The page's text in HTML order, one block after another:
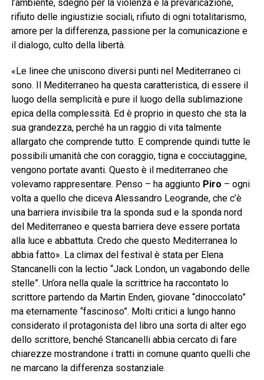
l’ambiente, sdegno per la violenza e la prevaricazione,
rifiuto delle ingiustizie sociali, rifiuto di ogni totalitarismo,
amore per la differenza, passione per la comunicazione e
il dialogo, culto della libertà.
«Le linee che uniscono diversi punti nel Mediterraneo ci
sono. Il Mediterraneo ha questa caratteristica, di essere il
luogo della semplicità e pure il luogo della sublimazione
epica della complessità. Ed è proprio in questo che sta la
sua grandezza, perché ha un raggio di vita talmente
allargato che comprende tutto. E comprende quindi tutte le
possibili umanità che con coraggio, tigna e cocciutaggine,
vengono portate avanti. Questo è il mediterraneo che
volevamo rappresentare. Penso – ha aggiunto Piro – ogni
volta a quello che diceva Alessandro Leogrande, che c’è
una barriera invisibile tra la sponda sud e la sponda nord
del Mediterraneo e questa barriera deve essere portata
alla luce e abbattuta. Credo che questo Mediterranea lo
abbia fatto». La climax del festival è stata per Elena
Stancanelli con la lectio “Jack London, un vagabondo delle
stelle”. Un’ora nella quale la scrittrice ha raccontato lo
scrittore partendo da Martin Enden, giovane “dinoccolato”
ma eternamente “fascinoso”. Molti critici a lungo hanno
considerato il protagonista del libro una sorta di alter ego
dello scrittore, benché Stancanelli abbia cercato di fare
chiarezze mostrandone i tratti in comune quanto quelli che
ne marcano la differenza sostanziale.